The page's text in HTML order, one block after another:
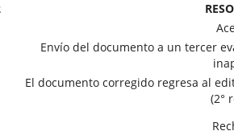
Envío del documento a un tercer
El documento corregido regresa al
(2°